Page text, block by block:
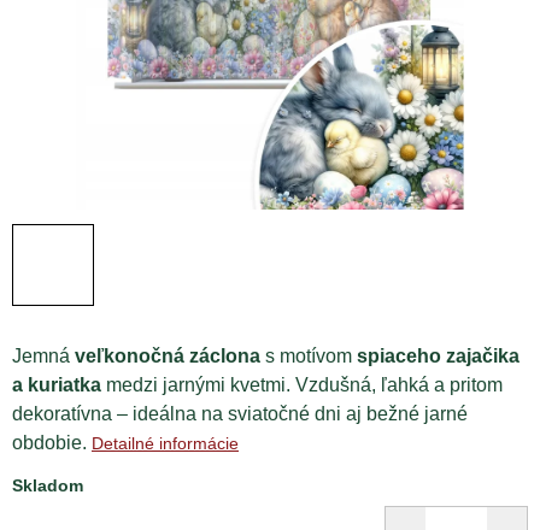
Jemná veľkonočná záclona s motívom spiaceho zajačika
a kuriatka medzi jarnými kvetmi. Vzdušná, ľahká a pritom
dekoratívna – ideálna na sviatočné dni aj bežné jarné
obdobie. Detailné informácie
Skladom